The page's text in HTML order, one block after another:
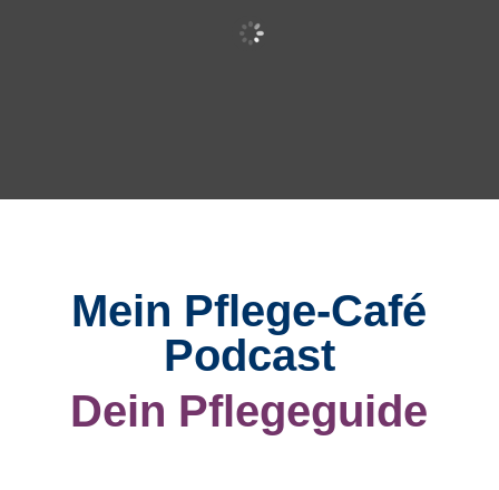
Mein Pflege-Café
Podcast
Dein Pflegeguide